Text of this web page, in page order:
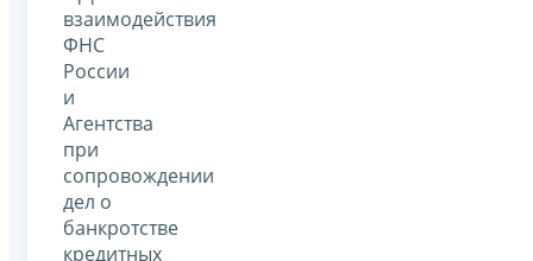
взаимодействия
ФНС
России
и
Агентства
при
сопровождении
дел о
банкротстве
кредитных